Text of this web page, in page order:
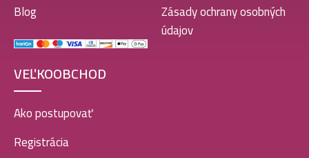
Blog
Zásady ochrany osobných
údajov
VEĽKOOBCHOD
Ako postupovať
Registrácia